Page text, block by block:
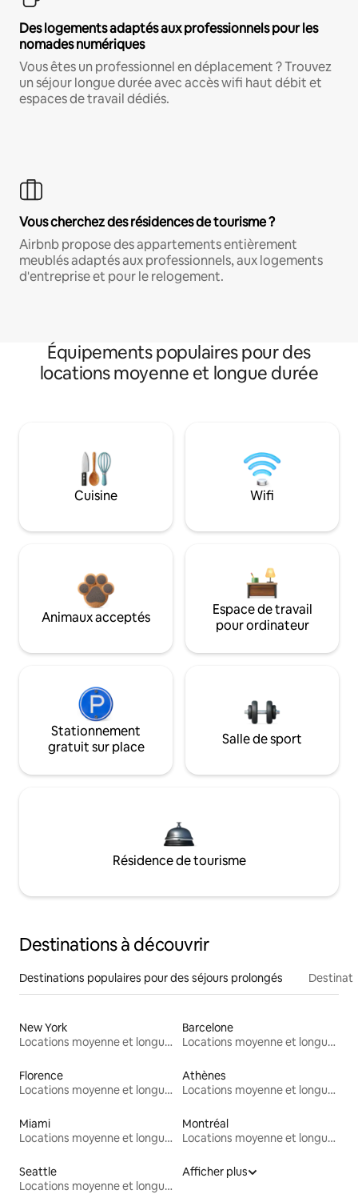
Des logements adaptés aux professionnels pour les
nomades numériques
Vous êtes un professionnel en déplacement ? Trouvez
un séjour longue durée avec accès wifi haut débit et
espaces de travail dédiés.
Vous cherchez des résidences de tourisme ?
Airbnb propose des appartements entièrement
meublés adaptés aux professionnels, aux logements
d'entreprise et pour le relogement.
Équipements populaires pour des
locations moyenne et longue durée
Cuisine Wifi
Animaux acceptés
Espace de travail
pour ordinateur
Stationnement
gratuit sur place
Salle de sport
Résidence de tourisme
Destinations à découvrir
Destinations populaires pour des séjours prolongés
New York
Locations moyenne et longue durée
Barcelone
Locations moyenne et longue durée
Florence
Locations moyenne et longue durée
Athènes
Locations moyenne et longue durée
Miami
Locations moyenne et longue durée
Montréal
Locations moyenne et longue durée
Seattle
Locations moyenne et longue durée
Afficher plus